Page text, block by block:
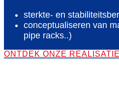
sterkte- en
conceptualiseren van
pipe racks..)
ONTDEK ONZE